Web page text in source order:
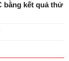
bằng kết quả thử